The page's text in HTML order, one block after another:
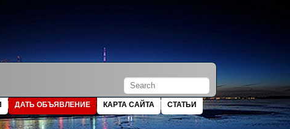
СТАТЬИ
КАРТА САЙТА
ДАТЬ ОБЪЯВЛЕНИЕ